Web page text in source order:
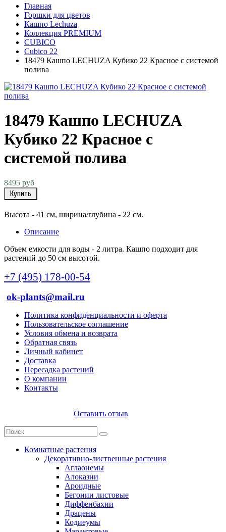
Главная
Горшки для цветов
Кашпо Lechuza
Коллекция PREMIUM
CUBICO
Cubico 22
18479 Кашпо LECHUZA Кубико 22 Красное с системой
полива
18479 Кашпо LECHUZA
Кубико 22 Красное с
системой полива
8495 руб
Купить
Высота - 41 см, ширина/глубина - 22 см.
Описание
Объем емкости для воды - 2 литра. Кашпо подходит для
растений до 50 см высотой.
+7 (495) 178-00-54
ok-plants@mail.ru
Политика конфиденциальности и оферта
Пользовательское соглашение
Условия обмена и возврата
Обратная связь
Личный кабинет
Доставка
Пересадка растений
О компании
Контакты
Оставить отзыв
Комнатные растения
Декоративно-лиственные растения
Аглаонемы
Алоказии
Ароидные
Бегонии листовые
Диффенбахии
Драцены
Кодиеумы